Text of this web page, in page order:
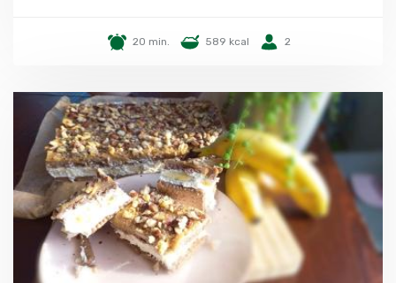
20 min. 589 kcal 2